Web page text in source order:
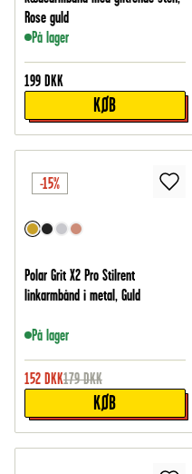
Rose guld
På lager
199 DKK
KØB
-15%
Polar Grit X2 Pro Stilrent
linkarmbånd i metal, Guld
På lager
152 DKK179 DKK
KØB